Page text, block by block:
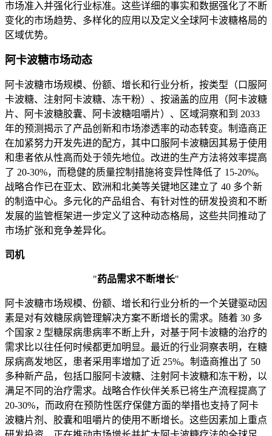
市场准入并强化行业标准。这些详细的事实和数据强化了不断
变化的市场趋势、多样化的应用以及定义全球阿卡波糖格局的
区域优势。
阿卡波糖市场动态
阿卡波糖市场规模、份额、增长和行业分析，按类型（口服阿
卡波糖、注射阿卡波糖、冻干粉）、按涵盖的应用（阿卡波糖
片、阿卡波糖胶囊、阿卡波糖咀嚼片）、区域洞察和到 2033
年的预测揭示了产品创新和市场渗透率的动态转变。制造商正
在加紧努力开发先进的配方，其中口服阿卡波糖因其易于使用
和患者依从性高而处于领先地位。改进的生产方法将效率提高
了 20-30%，而稳健的质量控制措施将变异性降低了 15-20%。
战略合作已在亚太、欧洲和北美等关键地区建立了 40 多个新
的制造中心。多元化的产品组合、有针对性的研发投资和不断
发展的监管框架进一步定义了这种动态格局，这些共同推动了
市场扩张和竞争差异化。
司机
"药品需求不断增长"
阿卡波糖市场规模、份额、增长和行业分析的一个关键驱动因
素是对有效糖尿病管理解决方案不断增长的需求。随着 30 多
个国家 2 型糖尿病患病率不断上升，对基于阿卡波糖的治疗的
需求比以往任何时候都更加明显。最近的行业洞察表明，在糖
尿病高发地区，患者采用率增加了近 25%。制造商推出了 50
多种新产品，包括口服阿卡波糖、注射阿卡波糖和冻干粉，以
满足不同的治疗需求。战略合作伙伴关系已将生产流程提高了
20-30%，而政府在预防性医疗保健方面的举措也支持了阿卡
波糖片剂、胶囊和咀嚼片的使用不断增长。这些因素加上重点